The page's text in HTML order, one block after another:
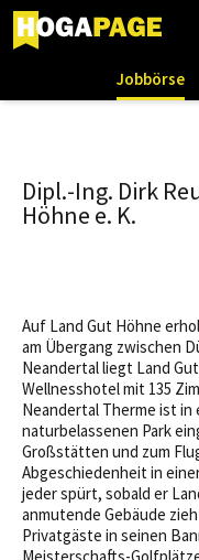
Jobbörse
Dipl.-Ing. Dirk
Höhne e. K.
Auf Land Gut Höhne
am Übergang zwischen
Neandertal liegt Land
Wellnesshotel mit 135
Neandertal Therme ist in
naturbelassenen Park
Großstätten und zum
Abgeschiedenheit in
jeder spürt, sobald er
anmutende Gebäude
Privatgäste in seinen
Meisterschafts-